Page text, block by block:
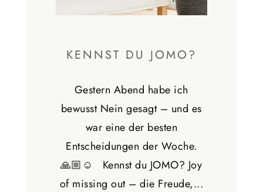
KENNST DU JOMO?
Gestern Abend habe ich
bewusst Nein gesagt – und es
war eine der besten
Entscheidungen der Woche.
🙏🏼☺️ Kennst du JOMO? Joy
of missing out – die Freude,...